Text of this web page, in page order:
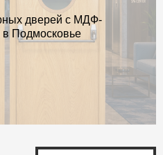
дверей с МДФ-
в Подмосковье